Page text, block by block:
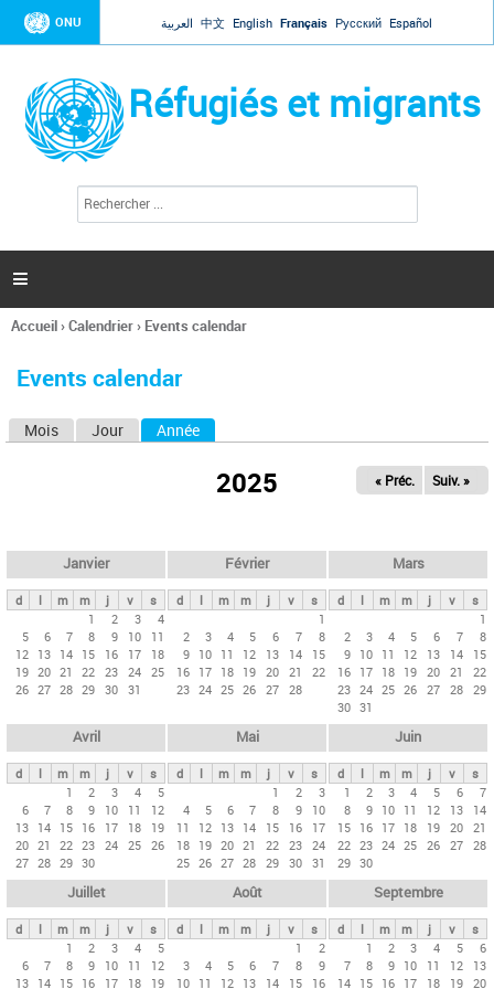
Jump to navigation
ONU العربية 中文 English Français Русский Español
Réfugiés et migrants
l
c
c
h
e

Vous
ici
Accueil›Calendrier› Events calendar
Events calendar
s
p
n
c
i
p
Mois Jour Année
2025 « Préc. Suiv. »
Janvier
d l m m j v
s
1
2 3
4
5
6 7 8 9 10
11
12 13 14 15 16 17
18
19 20 21 22 23 24 25
26 27 28 29 30 31
Février
d l m m j v
s
1
2
3 4 5 6 7
8
9 10 11 12 13 14
15
16 17 18 19 20 21
22
23 24 25 26 27 28
Mars
d l m m j v
s
1
2
3 4 5 6 7
8
9 10 11 12 13 14
15
16 17 18 19 20 21
22
23 24 25 26 27 28 29
30 31
Avril
d l m m j v
s
1
2 3 4
5
6
7 8 9 10 11
12
13 14 15 16 17 18
19
20 21 22 23 24 25 26
27 28 29 30
Mai
d l m m j v
s
1
2
3
4
5 6 7 8 9
10
11
12 13 14 15 16
17
18 19 20 21 22 23 24
25 26 27 28 29 30 31
Juin
d l m m j v
s
1
2 3 4 5 6
7
8
9 10 11 12 13
14
15 16 17 18 19 20 21
22 23 24 25 26 27 28
29 30
Juillet
d l m m j v
s
1
2 3 4
5
6
7 8 9 10 11
12
13 14 15 16 17 18 19
Août
d l m m j v
s
1
2
3
4 5 6 7 8
9
10 11 12 13 14 15 16
Septembre
d l m m j v
s
1
2 3 4 5
6
7
8 9 10 11 12
13
14 15 16 17 18 19 20